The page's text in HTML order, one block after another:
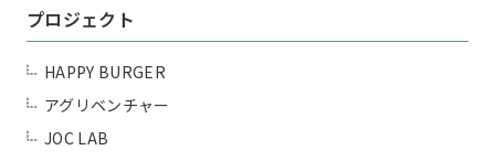
プロジェクト
HAPPY BURGER
アグリベンチャー
JOC LAB